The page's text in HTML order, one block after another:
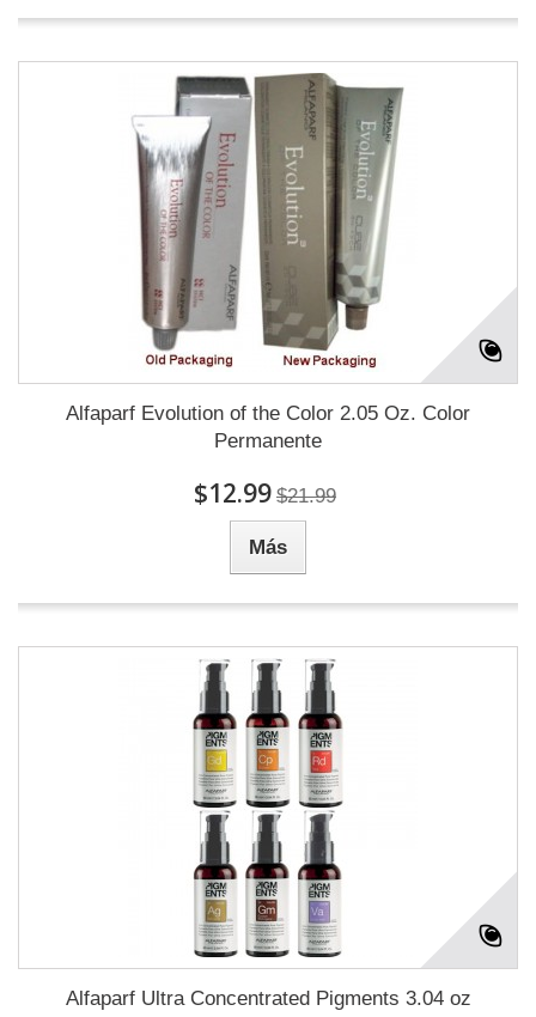
Alfaparf Evolution of the Color 2.05 Oz. Color
Permanente
$12.99 $21.99
Más
Alfaparf Ultra Concentrated Pigments 3.04 oz